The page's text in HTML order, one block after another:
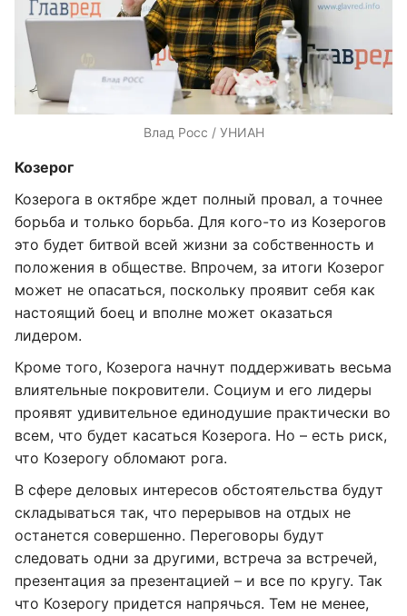
Влад Росс / УНИАН
Козерог
Козерога в октябре ждет полный провал, а точнее
борьба и только борьба. Для кого-то из Козерогов
это будет битвой всей жизни за собственность и
положения в обществе. Впрочем, за итоги Козерог
может не опасаться, поскольку проявит себя как
настоящий боец и вполне может оказаться
лидером.
Кроме того, Козерога начнут поддерживать весьма
влиятельные покровители. Социум и его лидеры
проявят удивительное единодушие практически во
всем, что будет касаться Козерога. Но – есть риск,
что Козерогу обломают рога.
В сфере деловых интересов обстоятельства будут
складываться так, что перерывов на отдых не
останется совершенно. Переговоры будут
следовать одни за другими, встреча за встречей,
презентация за презентацией – и все по кругу. Так
что Козерогу придется напрячься. Тем не менее,